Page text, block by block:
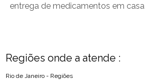
entrega de medicamentos em casa
Regiões onde a atende :
Rio de Janeiro - Regiões